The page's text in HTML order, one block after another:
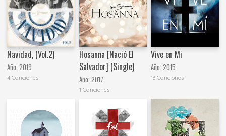
Navidad, (Vol.2)
Año:2019
4 Canciones
Hosanna [Nació El
Salvador] (Single)
Año: 2017
1 Canciones
Vive en Mi
Año:2015
13 Canciones